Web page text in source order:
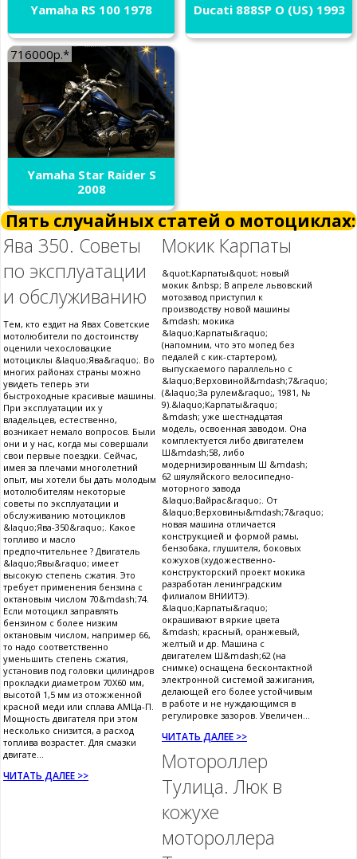
Yamaha RS 100 1978 Ducati 888SP O (US) 1993
716000р.*
Yamaha Star Raider S
2008
Пять случайных статей о мотоциклах:
Ява 350. Советы
по эксплуатации
и обслуживанию
Тем, кто ездит на Явах Советские
мотолюбители по достоинству
оценили чехословацкие
мотоциклы &laquo;Ява&raquo;. Во
многих районах страны можно
увидеть теперь эти
быстроходные красивые машины.
При эксплуатации их у
владельцев, естественно,
возникает немало вопросов. Были
они и у нас, когда мы совершали
свои первые поездки. Сейчас,
имея за плечами многолетний
опыт, мы хотели бы дать молодым
мотолюбителям некоторые
советы по эксплуатации и
обслуживанию мотоциклов
&laquo;Ява-350&raquo;. Какое
топливо и масло
предпочтительнее ? Двигатель
&laquo;Явы&raquo; имеет
высокую степень сжатия. Это
требует применения бензина с
октановым числом 70&mdash;74.
Если мотоцикл заправлять
бензином с более низким
октановым числом, например 66,
то надо соответственно
уменьшить степень сжатия,
установив под головки цилиндров
прокладки диаметром 70X60 мм,
высотой 1,5 мм из отожженной
красной меди или сплава АМЦа-П.
Мощность двигателя при этом
несколько снизится, а расход
топлива возрастет. Для смазки
двигате...
ЧИТАТЬ ДАЛЕЕ >>
Мокик Карпаты
&quot;Карпаты&quot; новый
мокик &nbsp; В апреле львовский
мотозавод приступил к
производству новой машины
&mdash; мокика
&laquo;Карпаты&raquo;
(напомним, что это мопед без
педалей с кик-стартером),
выпускаемого параллельно с
&laquo;Верховиной&mdash;7&raquo;
(&laquo;За рулем&raquo;, 1981, №
9).&laquo;Карпаты&raquo;
&mdash; уже шестнадцатая
модель, освоенная заводом. Она
комплектуется либо двигателем
Ш&mdash;58, либо
модернизированным Ш &mdash;
62 шяуляйского велосипедно-
моторного завода
&laquo;Вайрас&raquo;. От
&laquo;Верховины&mdash;7&raquo;
новая машина отличается
конструкцией и формой рамы,
бензобака, глушителя, боковых
кожухов (художественно-
конструкторский проект мокика
разработан ленинградским
филиалом ВНИИТЭ).
&laquo;Карпаты&raquo;
окрашивают в яркие цвета
&mdash; красный, оранжевый,
желтый и др. Машина с
двигателем Ш&mdash;62 (на
снимке) оснащена бесконтактной
электронной системой зажигания,
делающей его более устойчивым
в работе и не нуждающимся в
регулировке зазоров. Увеличен...
ЧИТАТЬ ДАЛЕЕ >>
Мотороллер
Тулица. Люк в
кожухе
мотороллера